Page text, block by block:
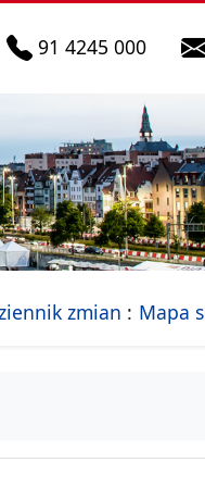
telefon do infolinii:
91 4245 000
strona Miasta
zmian Mapa